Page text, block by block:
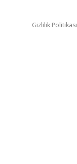
Gizlilik Politikası